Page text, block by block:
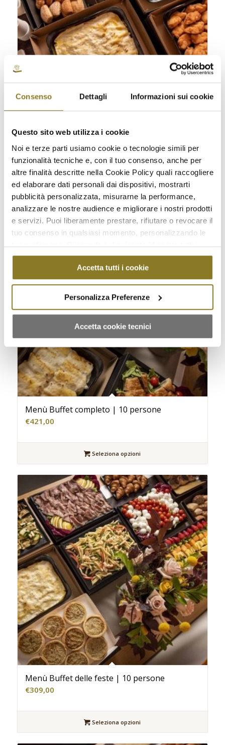
Consenso Dettagli Informazioni sui cookie
Questo sito web utilizza i cookie
Noi e terze parti usiamo cookie o tecnologie simili per
funzionalità tecniche e, con il tuo consenso, anche per
altre finalità descritte nella Cookie Policy quali raccogliere
ed elaborare dati personali dai dispositivi, mostrarti
pubblicità personalizzata, misurarne la performance,
analizzare le nostre audience e migliorare i nostri prodotti
e servizi. Puoi liberamente prestare, rifiutare o revocare il
tuo consenso in qualsiasi momento, personalizzando le
tue preferenze. Cliccando sul pulsante "Accetta tutti i
cookie" acconsenti all'uso di tali tecnologie per tutte le
finalità indicate. Cliccando sul pulsante "Accetta cookie
tecnici" acconsenti all'uso dei soli cookie tecnici.
Accetta tutti i cookie
Personalizza Preferenze
Accetta cookie tecnici
€159,00
Seleziona opzioni
Menù Buffet completo | 10 persone
€421,00
Seleziona opzioni
Menù Buffet delle feste | 10 persone
€309,00
Seleziona opzioni